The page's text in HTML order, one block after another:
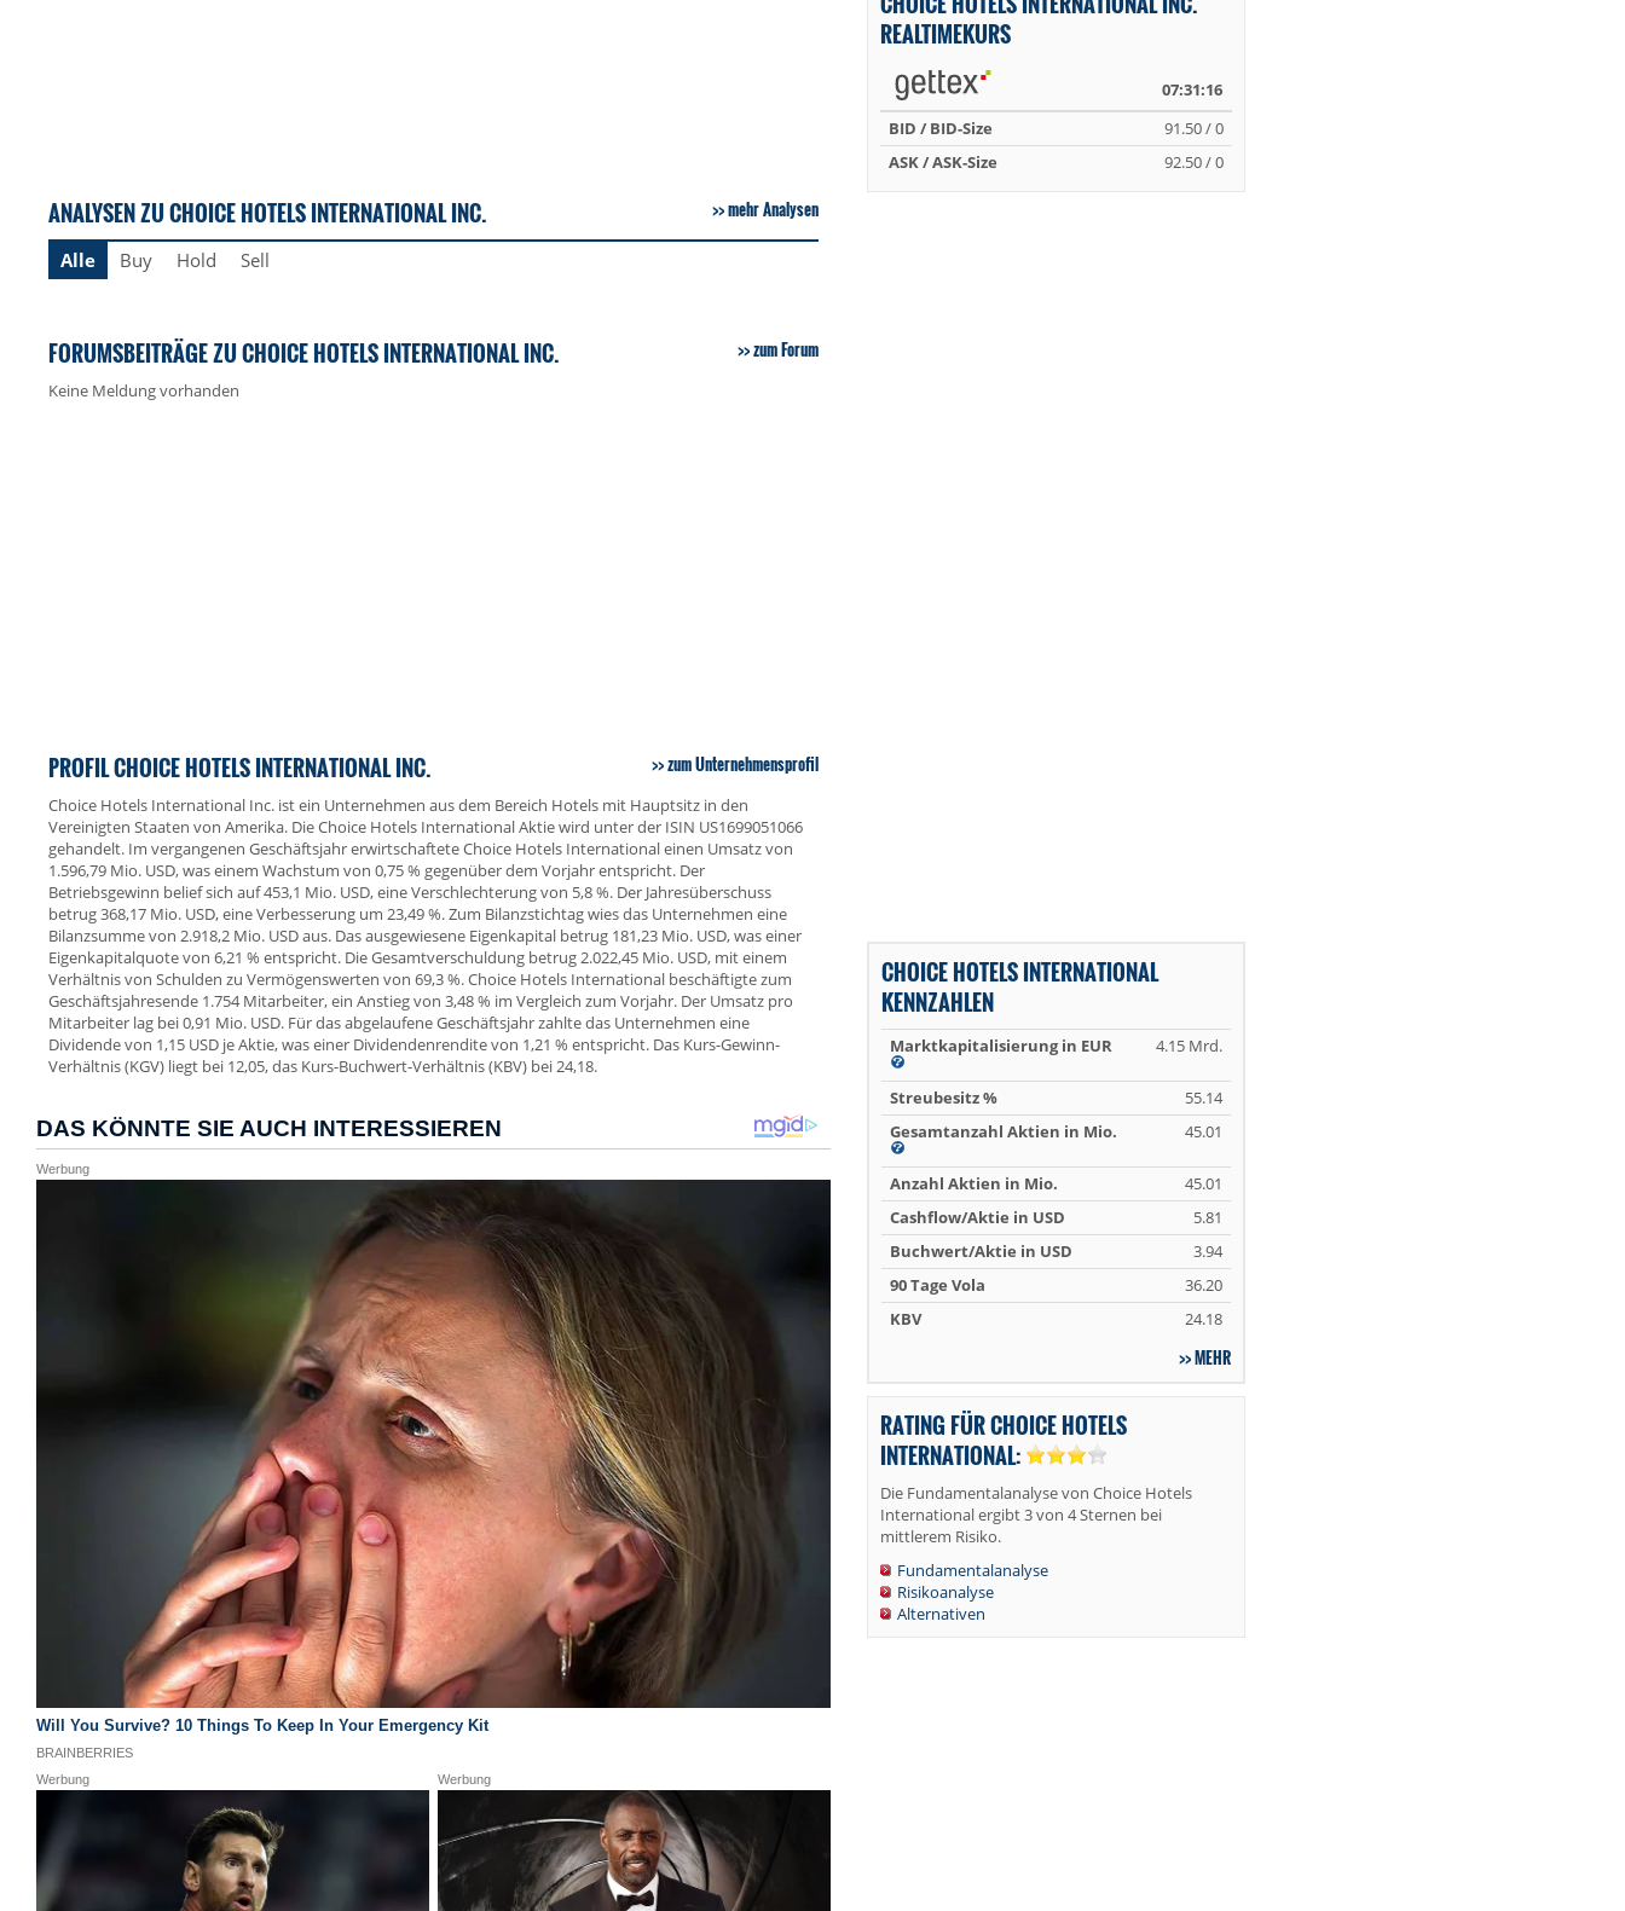
ANALYSEN ZU CHOICE HOTELS INTERNATIONAL INC. mehr Analysen
Alle Buy Hold Sell
FORUMSBEITRÄGE ZU CHOICE HOTELS INTERNATIONAL INC. zum Forum
Keine Meldung vorhanden
PROFIL CHOICE HOTELS INTERNATIONAL INC. zum Unternehmensprofil
Choice Hotels International Inc. ist ein Unternehmen aus dem Bereich Hotels mit Hauptsitz in den
Vereinigten Staaten von Amerika. Die Choice Hotels International Aktie wird unter der ISIN US1699051066
gehandelt. Im vergangenen Geschäftsjahr erwirtschaftete Choice Hotels International einen Umsatz von
1.596,79 Mio. USD, was einem Wachstum von 0,75 % gegenüber dem Vorjahr entspricht. Der
Betriebsgewinn belief sich auf 453,1 Mio. USD, eine Verschlechterung von 5,8 %. Der Jahresüberschuss
betrug 368,17 Mio. USD, eine Verbesserung um 23,49 %. Zum Bilanzstichtag wies das Unternehmen eine
Bilanzsumme von 2.918,2 Mio. USD aus. Das ausgewiesene Eigenkapital betrug 181,23 Mio. USD, was einer
Eigenkapitalquote von 6,21 % entspricht. Die Gesamtverschuldung betrug 2.022,45 Mio. USD, mit einem
Verhältnis von Schulden zu Vermögenswerten von 69,3 %. Choice Hotels International beschäftigte zum
Geschäftsjahresende 1.754 Mitarbeiter, ein Anstieg von 3,48 % im Vergleich zum Vorjahr. Der Umsatz pro
Mitarbeiter lag bei 0,91 Mio. USD. Für das abgelaufene Geschäftsjahr zahlte das Unternehmen eine
Dividende von 1,15 USD je Aktie, was einer Dividendenrendite von 1,21 % entspricht. Das Kurs-Gewinn-
Verhältnis (KGV) liegt bei 12,05, das Kurs-Buchwert-Verhältnis (KBV) bei 24,18.
REALTIMEKURS
07:31:16
BID / BID-Size
91.50 / 0
ASK / ASK-Size
92.50 / 0
CHOICE HOTELS INTERNATIONAL
KENNZAHLEN
Marktkapitalisierung in EUR 4.15 Mrd.
Streubesitz %
55.14
Gesamtanzahl Aktien in Mio.
45.01
Anzahl Aktien in Mio.
45.01
Cashflow/Aktie in USD
5.81
Buchwert/Aktie in USD
3.94
90 Tage Vola
36.20
KBV
24.18
MEHR
RATING FÜR CHOICE HOTELS
INTERNATIONAL:
Die Fundamentalanalyse von Choice Hotels
International ergibt 3 von 4 Sternen bei
mittlerem Risiko.
Fundamentalanalyse
Risikoanalyse
Alternativen